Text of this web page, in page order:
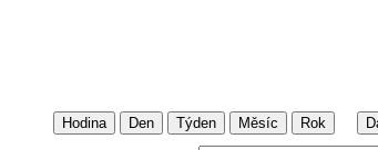
Hodina Den Týden Měsíc Rok